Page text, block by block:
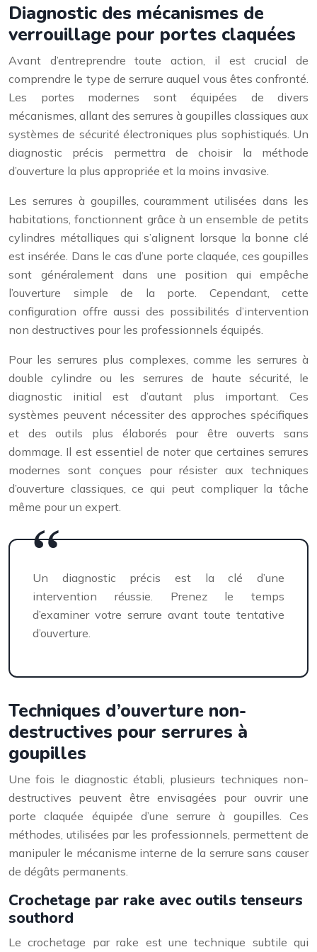
Diagnostic des mécanismes de
verrouillage pour portes claquées
Avant d’entreprendre toute action, il est crucial de
comprendre le type de serrure auquel vous êtes confronté.
Les portes modernes sont équipées de divers
mécanismes, allant des serrures à goupilles classiques aux
systèmes de sécurité électroniques plus sophistiqués. Un
diagnostic précis permettra de choisir la méthode
d’ouverture la plus appropriée et la moins invasive.
Les serrures à goupilles, couramment utilisées dans les
habitations, fonctionnent grâce à un ensemble de petits
cylindres métalliques qui s’alignent lorsque la bonne clé
est insérée. Dans le cas d’une porte claquée, ces goupilles
sont généralement dans une position qui empêche
l’ouverture simple de la porte. Cependant, cette
configuration offre aussi des possibilités d’intervention
non destructives pour les professionnels équipés.
Pour les serrures plus complexes, comme les serrures à
double cylindre ou les serrures de haute sécurité, le
diagnostic initial est d’autant plus important. Ces
systèmes peuvent nécessiter des approches spécifiques
et des outils plus élaborés pour être ouverts sans
dommage. Il est essentiel de noter que certaines serrures
modernes sont conçues pour résister aux techniques
d’ouverture classiques, ce qui peut compliquer la tâche
même pour un expert.
Un diagnostic précis est la clé d’une
intervention réussie. Prenez le temps
d’examiner votre serrure avant toute tentative
d’ouverture.
Techniques d’ouverture non-
destructives pour serrures à
goupilles
Une fois le diagnostic établi, plusieurs techniques non-
destructives peuvent être envisagées pour ouvrir une
porte claquée équipée d’une serrure à goupilles. Ces
méthodes, utilisées par les professionnels, permettent de
manipuler le mécanisme interne de la serrure sans causer
de dégâts permanents.
Crochetage par rake avec outils tenseurs
southord
Le crochetage par rake est une technique subtile qui